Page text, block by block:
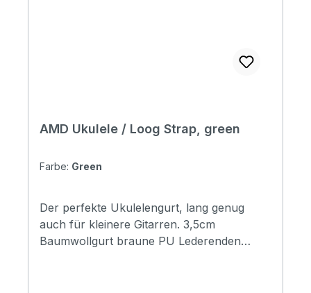
AMD Ukulele / Loog Strap, green
Farbe: Green
Der perfekte Ukulelengurt, lang genug
auch für kleinere Gitarren. 3,5cm
Baumwollgurt braune PU Lederenden